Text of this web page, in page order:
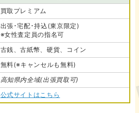
買取プレミアム
出張･宅配･持込(東京限定)
※女性査定員の指名可
古銭、古紙幣、硬貨、コイン
無料(※キャンセルも無料)
高知県内全域(出張買取可)
公式サイトはこちら